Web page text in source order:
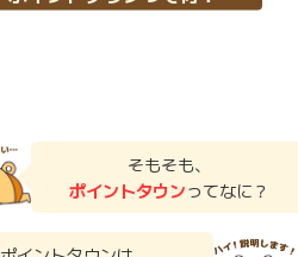
そもそも、
ポイントタウンってなに？